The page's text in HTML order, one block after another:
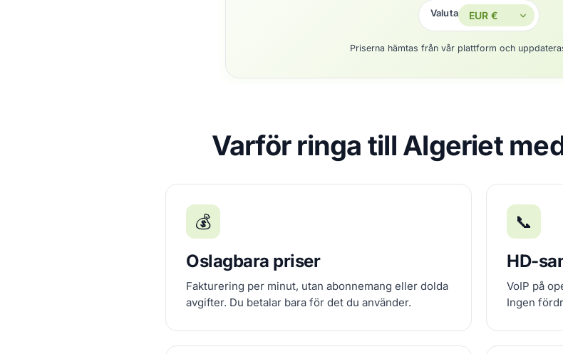
Valuta
Priserna hämtas från vår plattform och
Varför ringa till Algeriet
💰
Oslagbara priser
Fakturering per minut, utan abonnemang eller dolda
avgifter. Du betalar bara för det du använder.
📞
HD-
VoIP på
Ingen